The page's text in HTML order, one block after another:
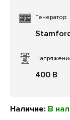
400 В
Генератор:
Наличие: В